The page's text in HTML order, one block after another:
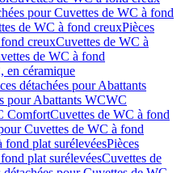
pour Cuvettes de WC à fond
de WC à fond creuxPièces
creuxCuvettes de WC à
de WC à fond
en céramique
détachées pour Abattants
pour Abattants WCWC
ComfortCuvettes de WC à fond
Cuvettes de WC à fond
fond plat surélevéesPièces
plat surélevéesCuvettes de